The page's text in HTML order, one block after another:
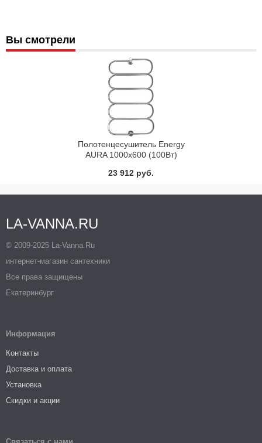
Вы смотрели
Полотенцесушитель Energy
AURA 1000x600 (100Вт)
23 912 руб.
LA-VANNA.RU
© 2009-2025 La-Vanna.Ru
интернет-магазин сантехники
Все права защищены
Екатеринбург
Информация
Контакты
Доставка и оплата
Установка
Скидки и акции